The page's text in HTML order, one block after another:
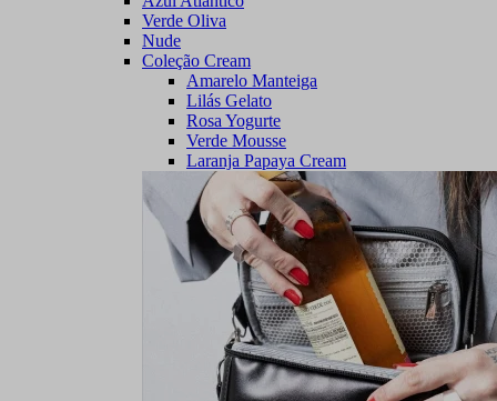
Verde Oliva
Nude
Coleção Cream
Amarelo Manteiga
Lilás Gelato
Rosa Yogurte
Verde Mousse
Laranja Papaya Cream